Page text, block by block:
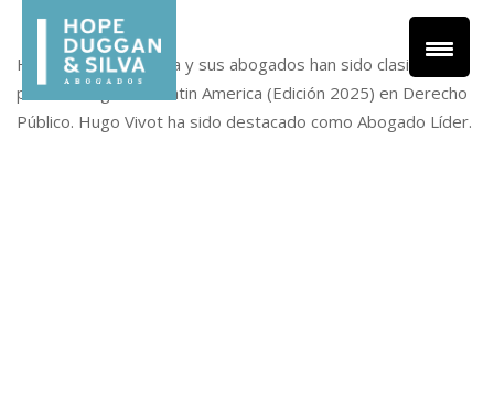
Hope, Duggan & Silva y sus abogados han sido clasificados
por The Legal 500 Latin America (Edición 2025) en Derecho
Público. Hugo Vivot ha sido destacado como Abogado Líder.